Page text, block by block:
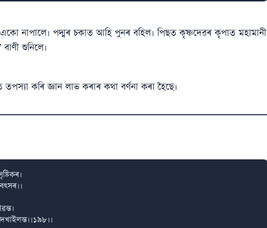
একো নাপালে। পদ্মৰ চকাত আহি পুনৰ বহিল। পিছত কৃষ্ণদেৱৰ কৃপাত মহামানী
শুনিলে।
কৰি জ্ঞান লাভ কৰাৰ কথা বৰ্ণনা কৰা হৈছে।